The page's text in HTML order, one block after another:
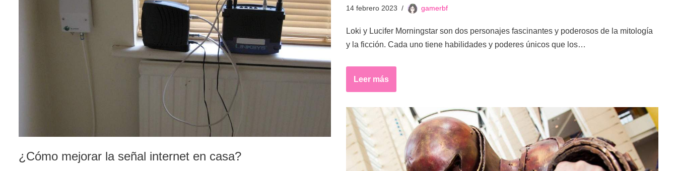
14 febrero 2023 gamerbf
Loki y Lucifer Morningstar son dos personajes fascinantes y poderosos de la mitología
y la ficción. Cada uno tiene habilidades y poderes únicos que los…
Leer más
¿Cómo mejorar la señal internet en casa?